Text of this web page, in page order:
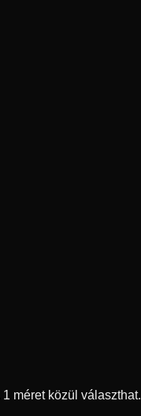
1 méret közül választhat.